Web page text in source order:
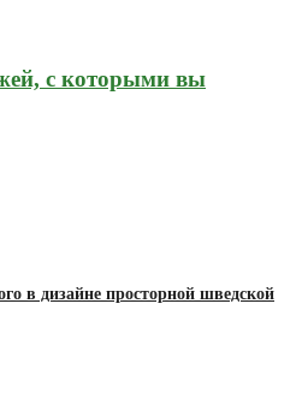
с которыми вы
в дизайне просторной шведской